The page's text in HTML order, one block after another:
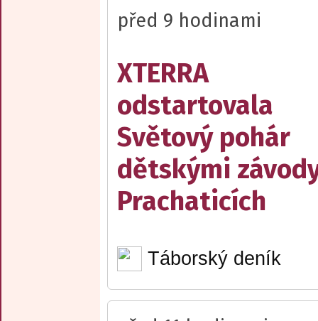
před 9 hodinami
XTERRA
odstartovala
Světový pohár
dětskými
Prachaticích
Táborský deník